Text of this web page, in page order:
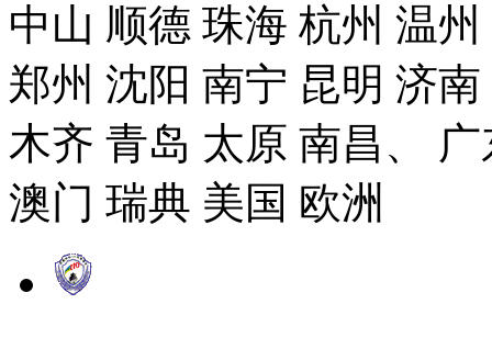
中山 顺德 珠海 杭州 温
郑州 沈阳 南宁 昆明 济
木齐 青岛 太原 南昌、
澳门 瑞典 美国 欧洲